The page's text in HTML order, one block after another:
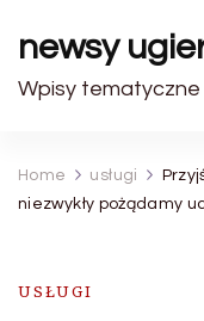
newsy
Wpisy tematyczne
Home usługi
niezwykły pożądamy
USŁUGI